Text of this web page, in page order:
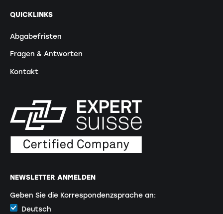
QUICKLINKS
Abgabefristen
Fragen & Antworten
Kontakt
NEWSLETTER ANMELDEN
Geben Sie die Korrespondenzsprache an:
Deutsch